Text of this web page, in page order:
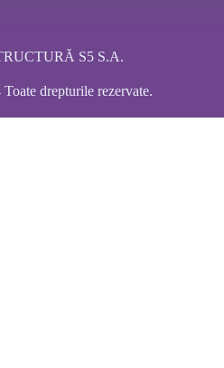
S5 S.A.
drepturile rezervate.